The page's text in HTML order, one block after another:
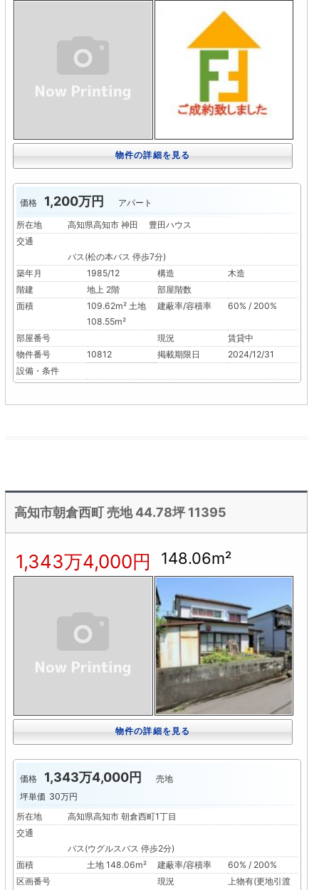
物件の詳細を見る
価格 1,200万円 アパート
所在地
高知県高知市 神田 豊田ハウス
交通
バス(松の本バス 停歩7分)
築年月
1985/12 構造
木造
階建
地上 2階
部屋階数
面積
109.62m² 土地
108.55m²
建蔽率/容積率 60% / 200%
部屋番号 現況
賃貸中
物件番号
10812 掲載期限日
2024/12/31
設備・条件
高知市朝倉西町 売地 44.78坪 11395
1,343万4,000円 148.06m²
物件の詳細を見る
価格 1,343万4,000円
売地
坪単価 30万円
所在地
高知県高知市 朝倉西町1丁目
交通
バス(ウグルスバス 停歩2分)
面積
土地 148.06m² 建蔽率/容積率
60% / 200%
区画番号
現況
上物有(更地引渡